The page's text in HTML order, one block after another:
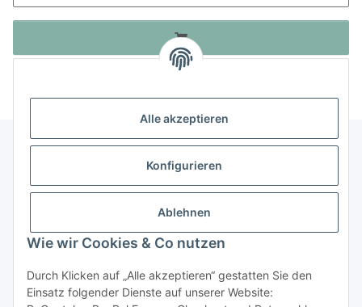
Alle akzeptieren
Konfigurieren
Ablehnen
Wie wir Cookies & Co nutzen
Durch Klicken auf „Alle akzeptieren“ gestatten Sie den
Einsatz folgender Dienste auf unserer Website:
Informationen
Gesetzliche Informationen
Vertrag widerrufen